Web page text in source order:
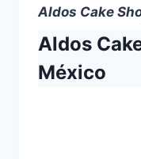
Aldos Cake
Aldos
México